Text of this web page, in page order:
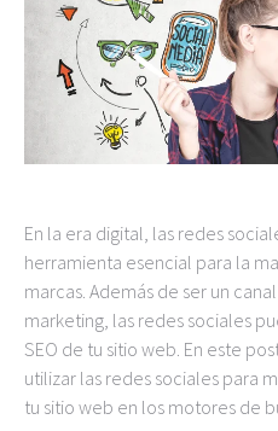
En la era digital, las redes
herramienta esencial para la
marcas. Además de ser un
marketing, las redes sociales
SEO de tu sitio web. En este
utilizar las redes sociales para
tu sitio web en los motores de